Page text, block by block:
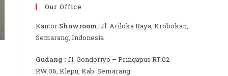
Our Office
Kantor Showroom:Jl. Ariloka Raya, Krobokan,
Semarang, Indonesia
Gudang :Jl. Gondoriyo – Pringapus RT.02
RW.06, Klepu, Kab. Semarang